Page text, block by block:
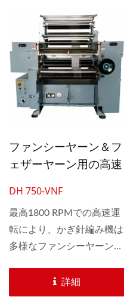
ーンをデザイン可能です。
15GG、18GG、20GGな
ど、いくつかのゲージが利
用可能です。
ファンシーヤーン＆フ
ェザーヤーン用の高速
み機
DH 750-VNF
最高1800 RPMでの高速運
転により、かぎ針編み機は
多様なファンシーヤーンと
す。 3つの緯糸バーとチ
ェーンリンクによって複数
詳細